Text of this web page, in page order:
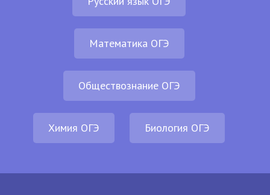
Математика ОГЭ
Обществознание ОГЭ
Химия ОГЭ Биология ОГЭ